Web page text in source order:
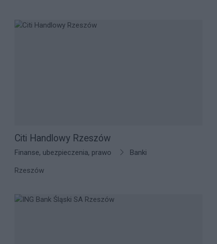
Citi Handlowy Rzeszów
Finanse, ubezpieczenia, prawo Banki
Rzeszów